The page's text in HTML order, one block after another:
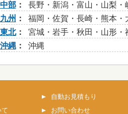
中部
長野・新潟・富山・山梨・
九州
福岡・佐賀・長崎・熊本・
東北
宮城・岩手・秋田・山形・
沖縄
沖縄
自動お見積もり
お問い合わせ